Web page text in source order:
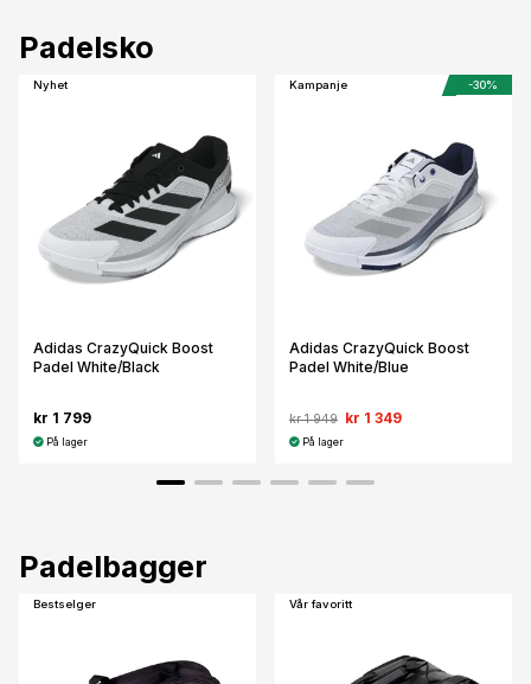
Padelsko
Nyhet
Adidas CrazyQuick Boost
Padel White/Black
kr 1 799
På lager
Kampanje -30%
Adidas CrazyQuick Boost
Padel White/Blue
kr 1 949 kr 1 349
På lager
Padelbagger
Bestselger Vår favoritt